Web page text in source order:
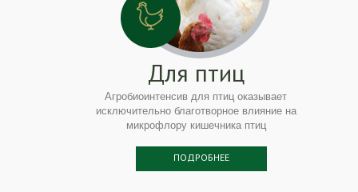
Для птиц
Агробиоинтенсив для птиц оказывает
исключительно благотворное влияние на
микрофлору кишечника птиц
ПОДРОБНЕЕ